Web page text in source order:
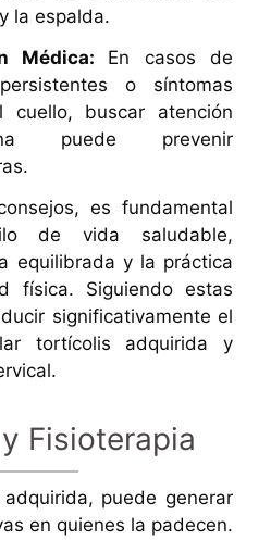
la espalda.
Médica: En casos de
o síntomas
cuello, buscar atención
puede prevenir
es fundamental
de vida saludable,
equilibrada y la práctica
física. Siguiendo estas
significativamente el
tortícolis adquirida y
Fisioterapia
puede generar
en quienes la padecen.